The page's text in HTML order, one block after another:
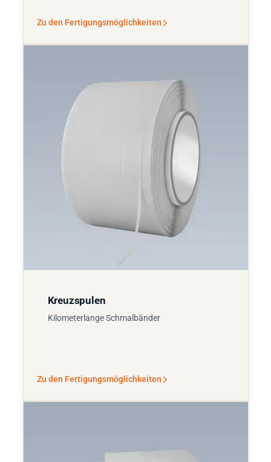
Zu den Fertigungsmöglichkeiten
Kreuzspulen
Kilometerlange Schmalbänder
Zu den Fertigungsmöglichkeiten